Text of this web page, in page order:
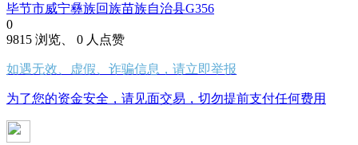
毕节市威宁彝族回族苗族自治县G356
0
9815 浏览、 0 人点赞
如遇无效、虚假、诈骗信息，请立即举报
为了您的资金安全，请见面交易，切勿提前支付任何费用